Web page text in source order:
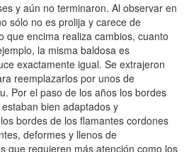
y aún no terminaron. Al observar en
sólo no es prolija y carece de
que encima realiza cambios, cuanto
la misma baldosa es
exactamente igual. Se extrajeron
reemplazarlos por unos de
Por el paso de los años los bordes
bien adaptados y
bordes de los flamantes cordones
deformes y llenos de
que requieren más atención como los